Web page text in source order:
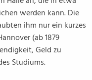
werden kann. Die
ihm nur ein kurzes
(ab 1879
Geld zu
Studiums.